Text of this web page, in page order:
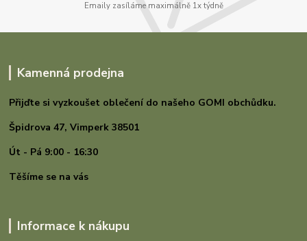
Emaily zasíláme maximálně 1x týdně
Kamenná prodejna
Přijďte si vyzkoušet oblečení do našeho GOMI obchůdku.
Špidrova 47,Vimperk 38501
Út - Pá 9:00 - 16:30
Těšíme se na vás
Informace k nákupu